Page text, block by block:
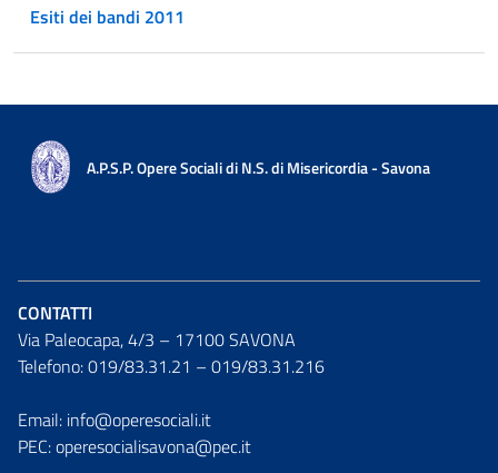
Esiti dei bandi 2011
A.P.S.P. Opere Sociali di N.S. di Misericordia - Savona
CONTATTI
Via Paleocapa, 4/3 – 17100 SAVONA
Telefono: 019/83.31.21 – 019/83.31.216
Email: info@operesociali.it
PEC: operesocialisavona@pec.it